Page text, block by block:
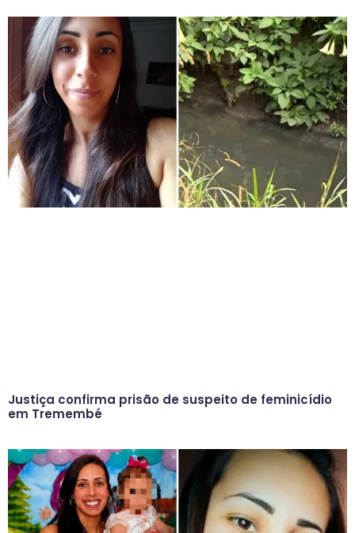
Justiça confirma prisão de suspeito de feminicídio
em Tremembé